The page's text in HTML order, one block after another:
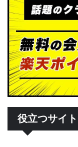
役立つサイト